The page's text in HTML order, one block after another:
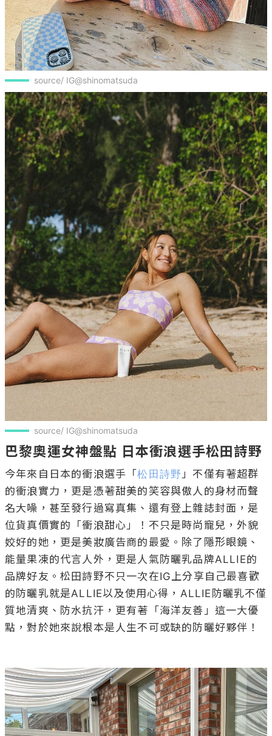
source/ IG@shinomatsuda
source/ IG@shinomatsuda
巴黎奧運女神盤點 日本衝浪選手松田詩野
今年來自日本的衝浪選手「松田詩野 」不僅有著超群
的衝浪實力，更是憑著甜美的笑容與傲人的身材而聲
名大噪，甚至發行過寫真集、還有登上雜誌封面，是
位貨真價實的「衝浪甜心」！不只是時尚寵兒，外貌
姣好的她，更是美妝廣告商的最愛。除了隱形眼鏡、
能量果凍的代言人外，更是人氣防曬乳品牌ALLIE的
品牌好友。松田詩野不只一次在IG上分享自己最喜歡
的防曬乳就是ALLIE以及使用心得，ALLIE防曬乳不僅
質地清爽、防水抗汗，更有著「海洋友善」這一大優
點，對於她來說根本是人生不可或缺的防曬好夥伴！